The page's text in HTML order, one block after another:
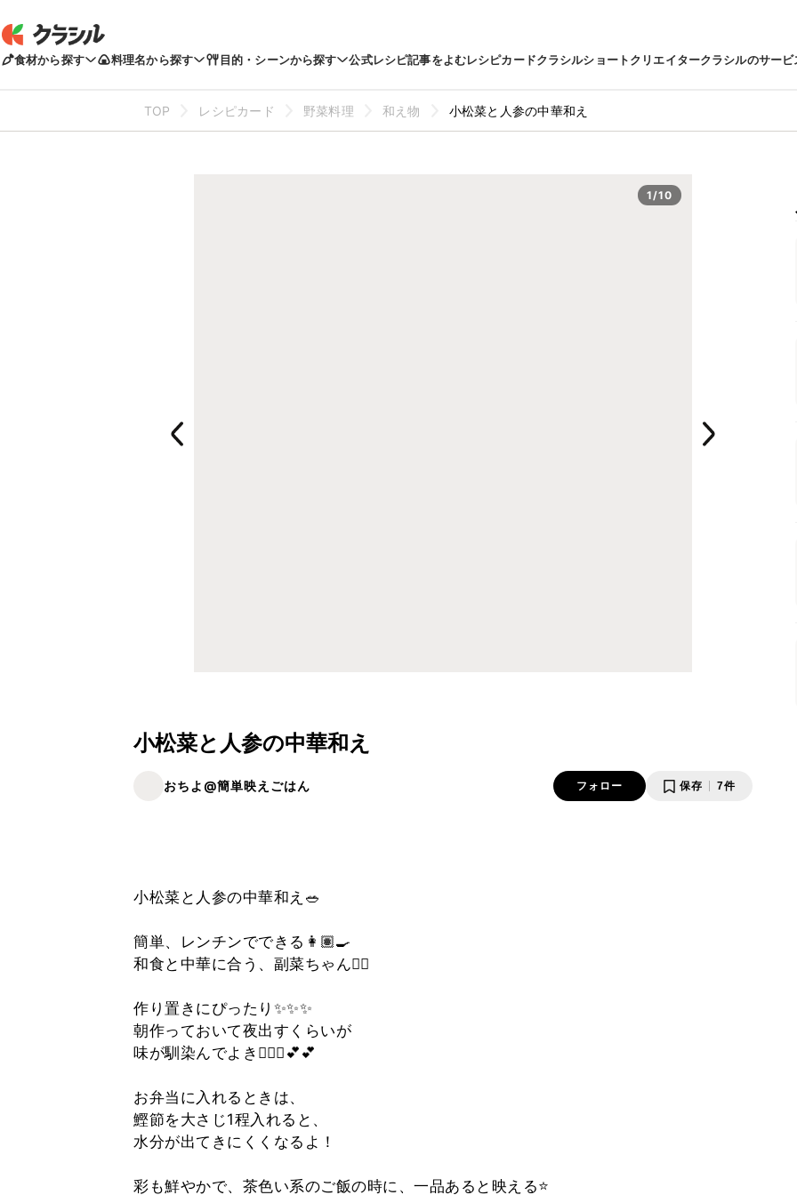
食材から探す 料理名から探す 目的・シーンから探す 公式レシピ記事をよむレシピカードクラシルショートクリエイタークラシルのサービ
TOP レシピカード 野菜料理 和え物 小松菜と人参の中華和え
1/10
小松菜と人参の中華和え
おちよ@簡単映えごはん フォロー 保存 7件
小松菜と人参の中華和え🥗
簡単、レンチンでできる👩🏽‍🍳
和食と中華に合う、副菜ちゃん☝🏽
作り置きにぴったり✨✨✨
朝作っておいて夜出すくらいが
味が馴染んでよき🙆🏽‍♀️💕💕
お弁当に入れるときは、
鰹節を大さじ1程入れると、
水分が出てきにくくなるよ！
彩も鮮やかで、茶色い系のご飯の時に、一品あると映える⭐️